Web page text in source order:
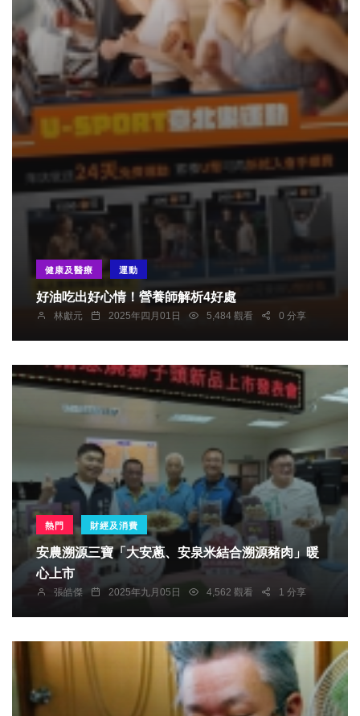
健康及醫療 運動
好油吃出好心情！營養師解析4好處
林獻元 2025年四月01日 5,484 觀看 0 分享
熱門 財經及消費
安農溯源三寶「大安蔥、安泉米結合溯源豬肉」暖
心上市
張皓傑 2025年九月05日 4,562 觀看 1 分享